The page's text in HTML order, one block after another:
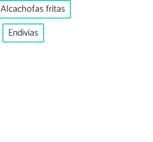
Alcachofas fritas
Endivias